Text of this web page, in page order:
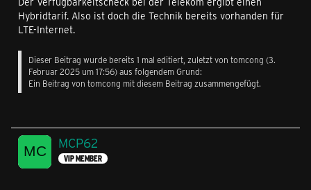
Hybridtarif. Also ist doch die Technik bereits vorhanden für
LTE-Internet.
Dieser Beitrag wurde bereits 1 mal editiert, zuletzt von tomcong (3.
Februar 2025 um 17:56) aus folgendem Grund:
Ein Beitrag von tomcong mit diesem Beitrag zusammengefügt.
MCP62
VIP MEMBER